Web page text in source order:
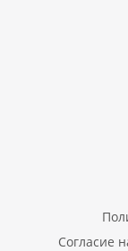
Согласие